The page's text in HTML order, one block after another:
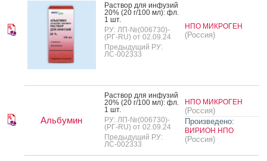
Рас­твор для ин­фу­зий
20% (20 г/100 мл): фл.
1 шт.
РУ: ЛП-№(006730)-
(РГ-RU) от 02.09.24
Предыдущий РУ:
ЛС-002333
НПО МИКРОГЕН
(Россия)
Альбумин
Рас­твор для ин­фу­зий
20% (20 г/100 мл): фл.
1 шт.
РУ: ЛП-№(006730)-
(РГ-RU) от 02.09.24
Предыдущий РУ:
ЛС-002333
НПО МИКРОГЕН
(Россия)
Произведено:
ВИРИОН НПО
(Россия)